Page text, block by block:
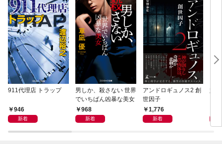
911代理店 トラップ
946
新着
男しか、殺さない 世界
でいちばん凶暴な美女
968
新着
アンドロギュノス2 創
世因子
1,776
新着
姐